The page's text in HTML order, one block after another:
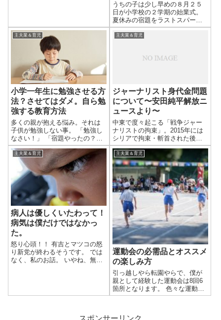
前日...
うちの子は少し早めの８月２５
日が小学校の２学期の始業式。
夏休みの宿題をラストスパート
で終わらせてから寝ました。 も
うね、喧嘩ですよ。 徐々に面倒
くのですよ。 僕の子供に対する
主夫業＆育児
小学一年生に勉強させる方
法？させてはダメ。自ら勉
強する教育方法
多くの親が抱える悩み。それは
子供が勉強しない事。 「勉強し
なさい！」 「宿題やったの？」
できれば言いたくありません
が、子を思えばこそのセリフ。
これから入学する子供、今現在
小学一年生、もうすぐ二年生を
抱える親にとって教育のヒント
になれば幸...
主夫業＆育児
ジャーナリスト身代金問題
について〜安田純平解放ニ
ュースより〜
中東で度々起こる「戦争ジャー
ナリストの拘束」。2015年には
シリアで拘束・斬首された後藤
健二さんの痛ましい事件があり
ました。 こうした事件では拘束
する過激派組織から身代金の要
求があるわけですが、その度に
沸き起こる「自己責任論」。 僕
は断固反...
主夫業＆育児
病人は優しくいたわって！
病気は僕だけではなかっ
た。
怒り心頭！！ 有吉とマツコの怒
り新党が終わるそうです。 では
なく、私のお話。 いやね、無い
主夫業＆育児
運動会の必需品とオススメ
の楽しみ方
引っ越しやら転園やらで、僕が
親として経験した運動会は8回6
箇所となります。 色々な運動会
を見てきましたので、運動会で
スポンサーリンク